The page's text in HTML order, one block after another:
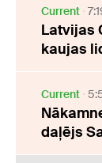
Current
Latvijas
kaujas
Current
daļējs